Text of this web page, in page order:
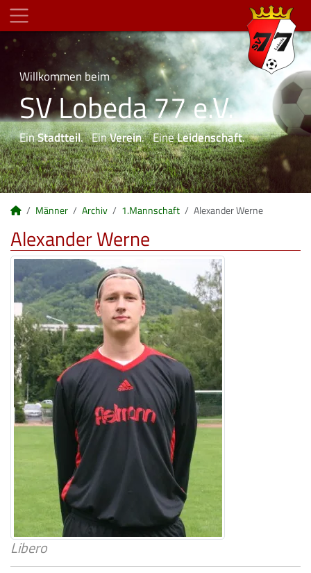
Willkommen beim
SV Lobeda 77 e.V.
EinStadtteil. EinVerein. EineLeidenschaft.
Männer Archiv 1.Mannschaft Alexander Werne
Alexander Werne
Libero